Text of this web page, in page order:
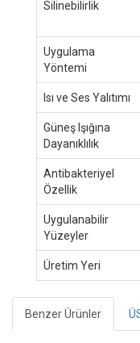
Silinebilirlik
Uygulama
Yöntemi
Isı ve Ses Yalıtımı
Güneş Işığına
Dayanıklılık
Antibakteriyel
Özellik
Uygulanabilir
Yüzeyler
Üretim Yeri
Benzer Ürünler